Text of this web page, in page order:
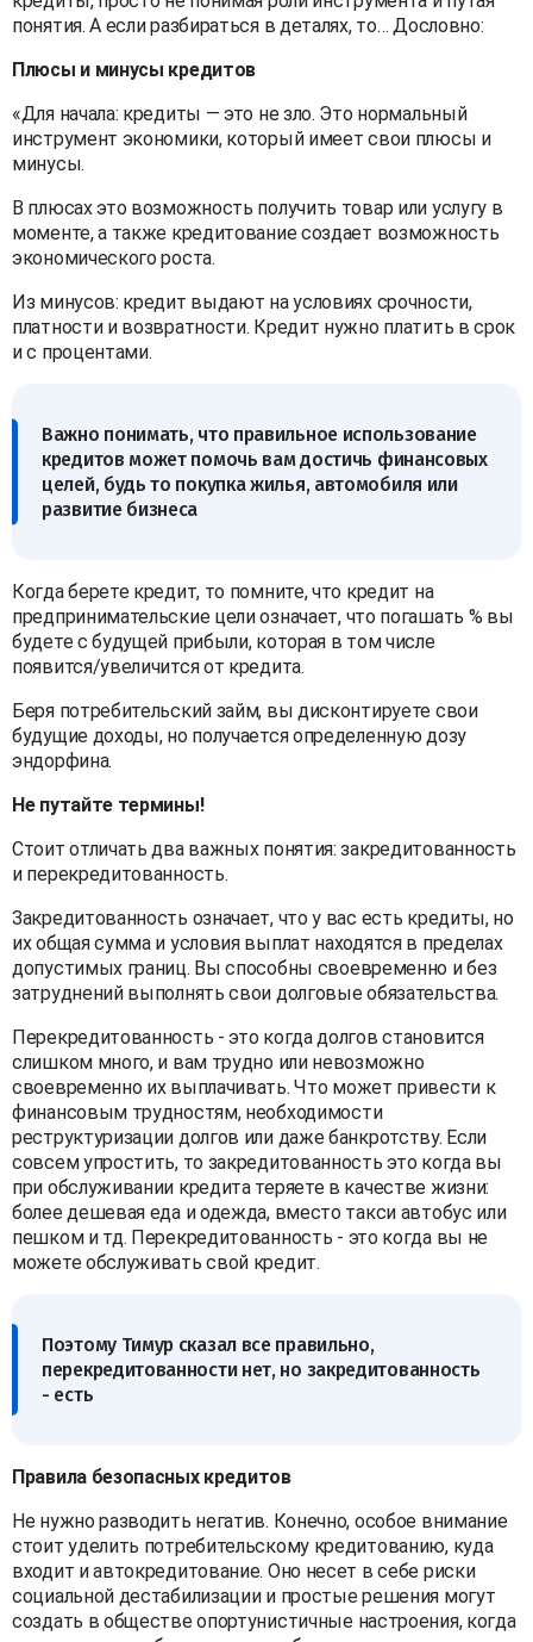
понятия. А если разбираться в деталях, то… Дословно:
Плюсы и минусы кредитов
«Для начала: кредиты — это не зло. Это нормальный
инструмент экономики, который имеет свои плюсы и
минусы.
В плюсах это возможность получить товар или услугу в
моменте, а также кредитование создает возможность
экономического роста.
Из минусов: кредит выдают на условиях срочности,
платности и возвратности. Кредит нужно платить в срок
и с процентами.
Важно понимать, что правильное использование
кредитов может помочь вам достичь финансовых
целей, будь то покупка жилья, автомобиля или
развитие бизнеса
Когда берете кредит, то помните, что кредит на
предпринимательские цели означает, что погашать % вы
будете с будущей прибыли, которая в том числе
появится/увеличится от кредита.
Беря потребительский займ, вы дисконтируете свои
будущие доходы, но получается определенную дозу
эндорфина.
Не путайте термины!
Стоит отличать два важных понятия: закредитованность
и перекредитованность.
Закредитованность означает, что у вас есть кредиты, но
их общая сумма и условия выплат находятся в пределах
допустимых границ. Вы способны своевременно и без
затруднений выполнять свои долговые обязательства.
Перекредитованность - это когда долгов становится
слишком много, и вам трудно или невозможно
своевременно их выплачивать. Что может привести к
финансовым трудностям, необходимости
реструктуризации долгов или даже банкротству. Если
совсем упростить, то закредитованность это когда вы
при обслуживании кредита теряете в качестве жизни:
более дешевая еда и одежда, вместо такси автобус или
пешком и тд. Перекредитованность - это когда вы не
можете обслуживать свой кредит.
Поэтому Тимур сказал все правильно,
перекредитованности нет, но закредитованность
- есть
Правила безопасных кредитов
Не нужно разводить негатив. Конечно, особое внимание
стоит уделить потребительскому кредитованию, куда
входит и автокредитование. Оно несет в себе риски
социальной дестабилизации и простые решения могут
создать в обществе опортунистичные настроения, когда